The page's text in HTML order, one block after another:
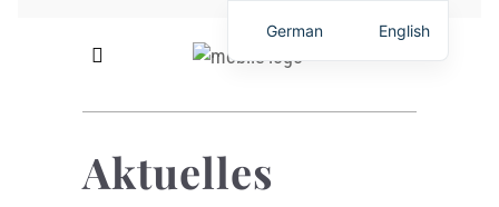
Aktuelles
German English